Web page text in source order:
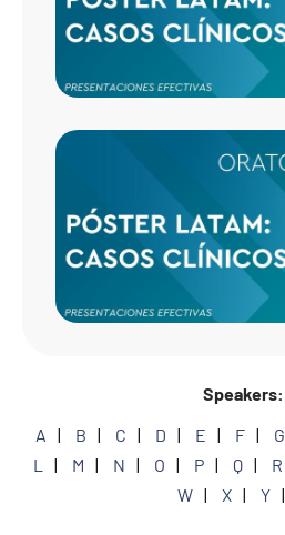
Speakers:
A
B C D E F G
L
M N O P Q R
W
X Y